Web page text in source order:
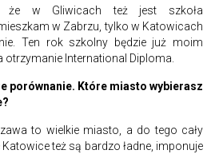
że w Gliwicach też jest szkoła
w Zabrzu, tylko w Katowicach
Ten rok szkolny będzie już moim
otrzymanie International Diploma.
porównanie. Które miasto wybierasz
to wielkie miasto, a do tego cały
też są bardzo ładne, imponuje